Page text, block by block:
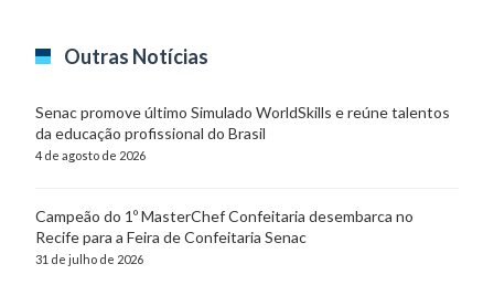
Outras Notícias
Senac promove último Simulado WorldSkills e reúne talentos
da educação profissional do Brasil
4 de agosto de 2026
Campeão do 1º MasterChef Confeitaria desembarca no
Recife para a Feira de Confeitaria Senac
31 de julho de 2026